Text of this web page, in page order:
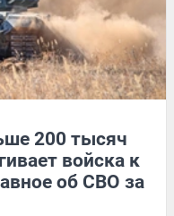
200 тысяч
войска к
об СВО за